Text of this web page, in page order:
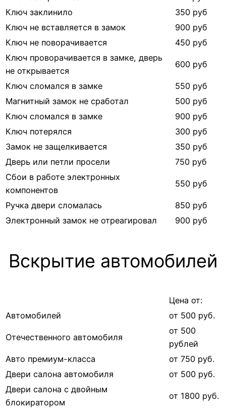
Ключ заклинило
350 руб
Ключ не вставляется в замок
900 руб
Ключ не поворачивается
450 руб
Ключ проворачивается в замке, дверь
не открывается
600 руб
Ключ сломался в замке
550 руб
Магнитный замок не сработал
500 руб
Ключ сломался в замке
900 руб
Ключ потерялся
300 руб
Замок не защелкивается
350 руб
Дверь или петли просели
750 руб
Сбои в работе электронных
компонентов
550 руб
Ручка двери сломалась
850 руб
Электронный замок не отреагировал
900 руб
Вскрытие автомобилей
Цена от:
Автомобилей
от 500 руб.
Отечественного автомобиля
от 500
рублей
Авто премиум-класса
от 750 руб.
Двери салона автомобиля
от 500 руб.
Двери салона с двойным
блокиратором
от 1800 руб.